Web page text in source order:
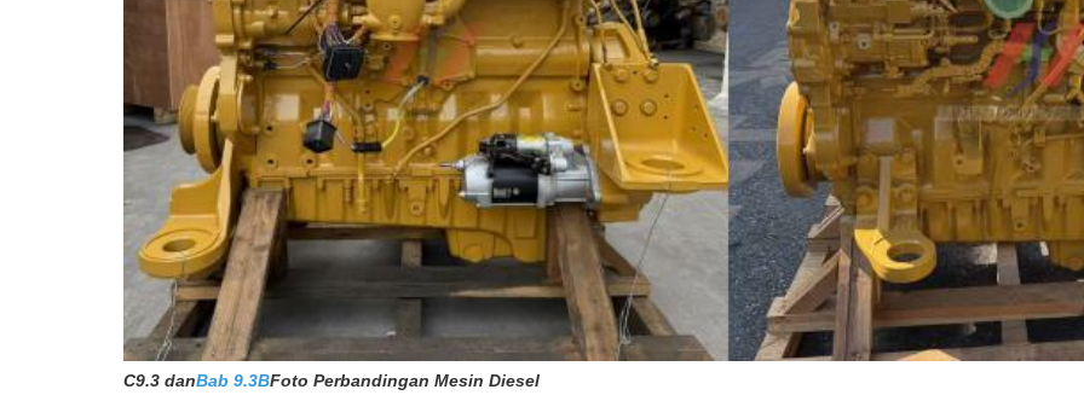
C9.3 danBab 9.3BFoto Perbandingan Mesin Diesel